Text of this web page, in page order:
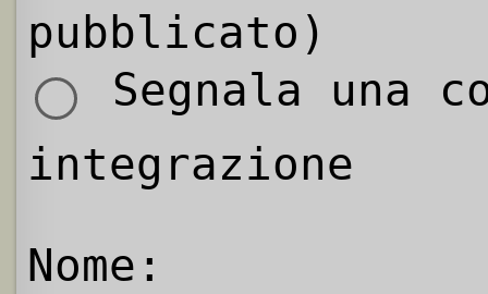
pubblicato)
Segnala una
integrazione
Nome: